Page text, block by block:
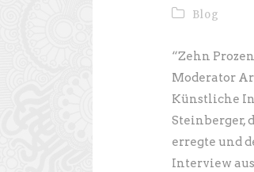
Blog
“Zehn
Moderator
Künstliche
Steinberger,
erregte und
Interview